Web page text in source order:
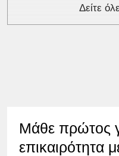
Δείτε
Μάθε πρώτος
επικαιρότητα